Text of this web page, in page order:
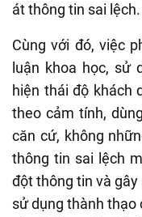
át thông tin sai lệch.
Cùng với đó, việc
luận khoa học, sử
hiện thái độ khách
theo cảm tính,
căn cứ, không
thông tin sai lệch
đột thông tin và gây
sử dụng thành thạo